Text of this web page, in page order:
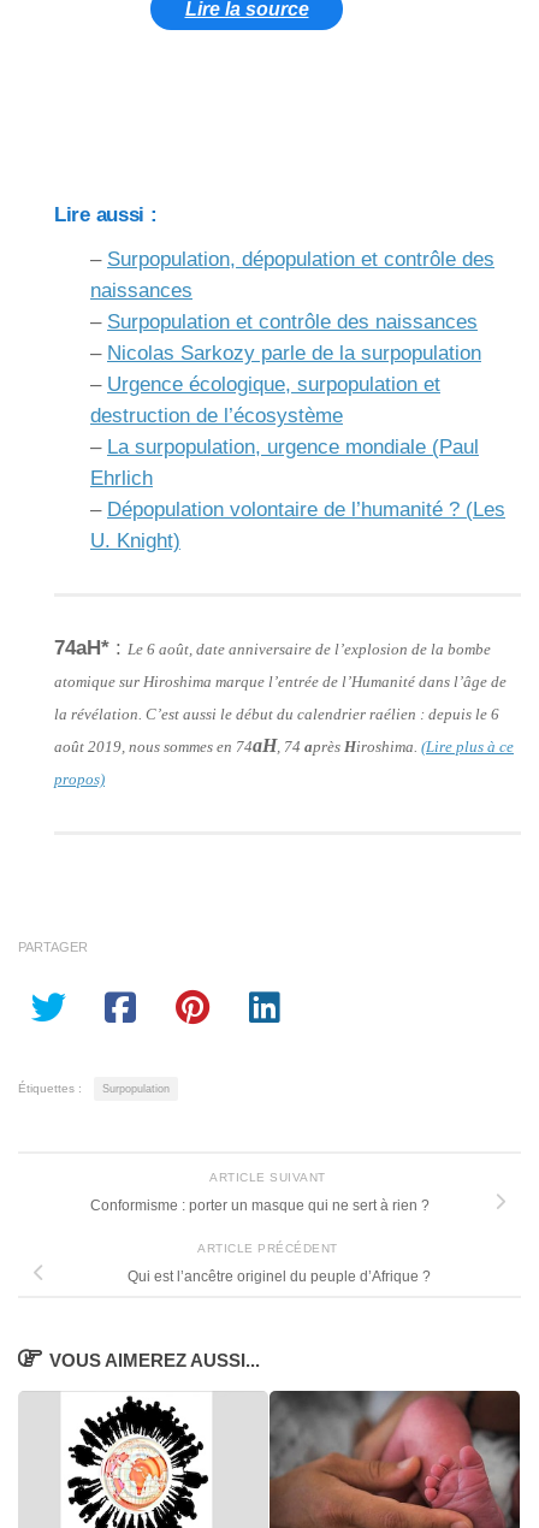
Lire la source
Lire aussi :
– Surpopulation, dépopulation et contrôle des
naissances
– Surpopulation et contrôle des naissances
– Nicolas Sarkozy parle de la surpopulation
– Urgence écologique, surpopulation et
destruction de l’écosystème
– La surpopulation, urgence mondiale (Paul
Ehrlich
– Dépopulation volontaire de l’humanité ? (Les
U. Knight)
74aH* : Le 6 août, date anniversaire de l’explosion de la bombe
atomique sur Hiroshima marque l’entrée de l’Humanité dans l’âge de
la révélation. C’est aussi le début du calendrier raélien : depuis le 6
août 2019, nous sommes en 74aH , 74 après Hiroshima. (Lire plus à ce
propos)
PARTAGER
Étiquettes : Surpopulation
ARTICLE SUIVANT
Conformisme : porter un masque qui ne sert à rien ?
ARTICLE PRÉCÉDENT
Qui est l’ancêtre originel du peuple d’Afrique ?
VOUS AIMEREZ AUSSI...